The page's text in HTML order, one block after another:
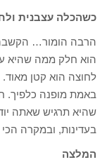
כשהכלה עצבנית
הרבה הומור…
הוא חלק ממה שהיא
לחוצה הוא קטן
באמת מופנה כלפיך.
שהיא תרגיש שאתה
בעדינות, ובמקרה הכי גרוע 8 טיפות של רסקיו יעשו
המלצה